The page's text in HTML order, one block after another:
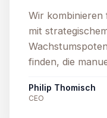
Wir
mit
finden, die
Philip Thomisch
CEO